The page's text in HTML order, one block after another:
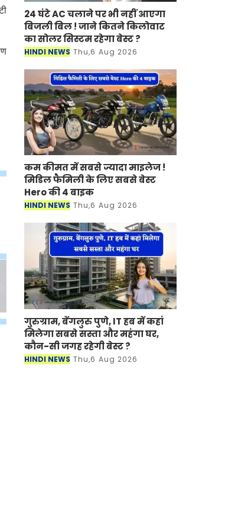
24 घंटे AC चलाने पर भी नहीं आएगा
बिजली बिल ! जाने कितने किलोवाट
का सोलर सिस्टम रहेगा बेस्ट ?
HINDI NEWS Thu,6 Aug 2026
कम कीमत में सबसे ज्यादा माइलेज !
मिडिल फैमिली के लिए सबसे बेस्ट
Hero की 4 बाइक
HINDI NEWS Thu,6 Aug 2026
गुरुग्राम, बेंगलुरु पुणे, IT हब में कहां
मिलेगा सबसे सस्ता और महंगा घर,
कौन-सी जगह रहेगी बेस्ट ?
HINDI NEWS Thu,6 Aug 2026